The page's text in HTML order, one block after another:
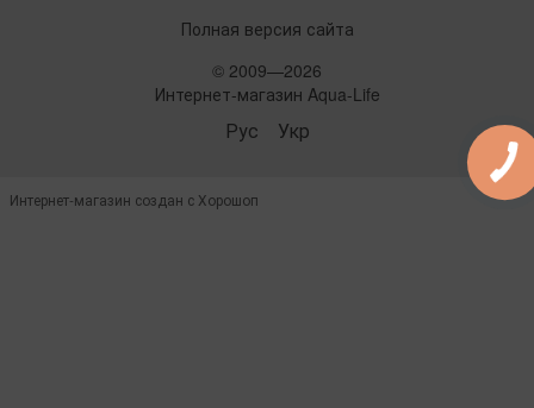
Полная версия сайта
© 2009—2026
Интернет-магазин Aqua-Life
Рус Укр
Интернет-магазин создан с Хорошоп